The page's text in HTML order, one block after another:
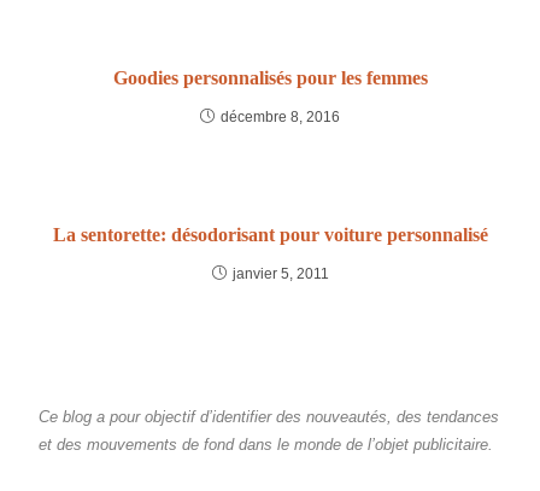
Goodies personnalisés pour les femmes
décembre 8, 2016
La sentorette: désodorisant pour voiture personnalisé
janvier 5, 2011
Ce blog a pour objectif d’identifier des nouveautés, des tendances
et des mouvements de fond dans le monde de l’objet publicitaire.